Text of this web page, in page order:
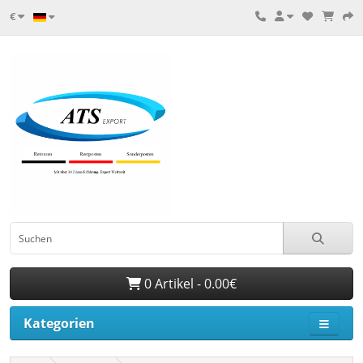
€
0 Artikel - 0.00€
Kategorien